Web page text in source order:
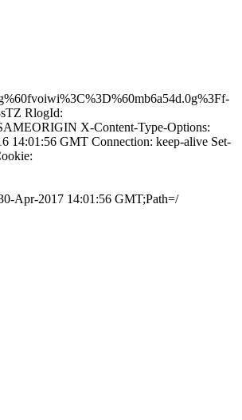
RlogId:
X-Content-Type-Options:
14:01:56 GMT Connection: keep-alive Set-
Apr-2017 14:01:56 GMT;Path=/